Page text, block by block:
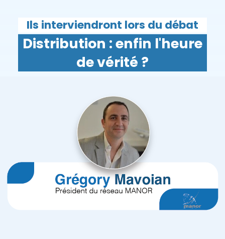
Ils interviendront lors du débat
Distribution : enfin l'heure
de vérité ?